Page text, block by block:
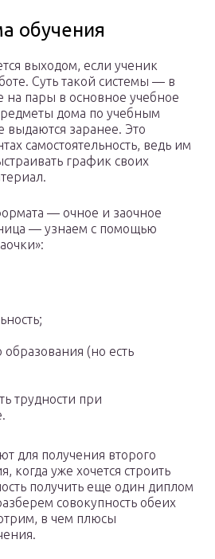
обучения
выходом, если ученик
Суть такой системы — в
на пары в основное учебное
дома по учебным
выдаются заранее. Это
самостоятельность, ведь им
график своих
— очное и заочное
— узнаем с помощью
образования (но есть
трудности при
для получения второго
когда уже хочется строить
получить еще один диплом
совокупность обеих
в чем плюсы